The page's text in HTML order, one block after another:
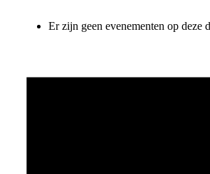
Er zijn geen evenementen op deze